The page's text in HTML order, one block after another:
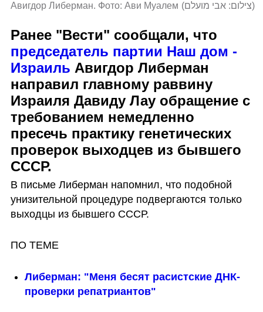
Авигдор Либерман. Фото: Ави Муалем (צילום: אבי מועלם)
председатель партии Наш дом -
Израиль Авигдор Либерман
направил главному раввину
Израиля Давиду Лау обращение с
требованием немедленно
пресечь практику генетических
проверок выходцев из бывшего
СССР.
В письме Либерман напомнил, что подобной
унизительной процедуре подвергаются только
выходцы из бывшего СССР.
ПО ТЕМЕ
Либерман: "Меня бесят расистские ДНК-
проверки репатриантов"